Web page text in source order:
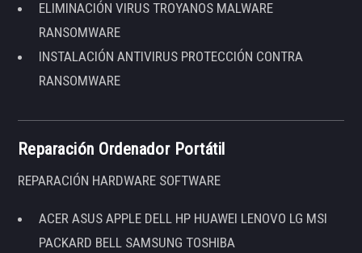
ELIMINACIÓN VIRUS TROYANOS MALWARE
RANSOMWARE
INSTALACIÓN ANTIVIRUS PROTECCIÓN CONTRA
RANSOMWARE
Reparación Ordenador Portátil
REPARACIÓN HARDWARE SOFTWARE
ACER ASUS APPLE DELL HP HUAWEI LENOVO LG MSI
PACKARD BELL SAMSUNG TOSHIBA